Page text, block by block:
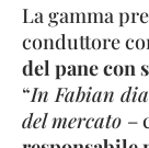
La gamma
conduttore
del pane con
“In Fabian
del mercato –